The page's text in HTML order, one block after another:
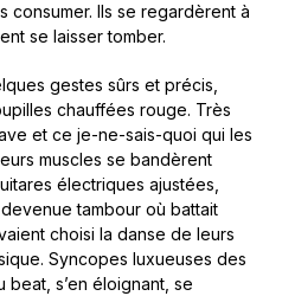
consumer. Ils se regardèrent à
se laisser tomber.
gestes sûrs et précis,
chauffées rouge. Très
et ce je-ne-sais-quoi qui les
muscles se bandèrent
électriques ajustées,
tambour où battait
choisi la danse de leurs
Syncopes luxueuses des
beat, s’en éloignant, se